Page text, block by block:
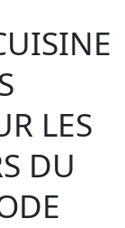
LES
DU